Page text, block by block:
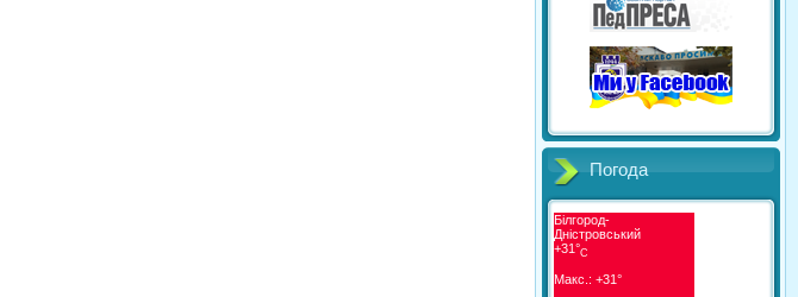
Погода
Білгород-
Дністровський
+31°C
Макс.: +31°